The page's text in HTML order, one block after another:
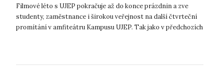
Filmové léto s UJEP pokračuje až do konce prázdnin a zve
studenty, zaměstnance i širokou veřejnost na další čtvrteční
promítání v amfiteátru Kampusu UJEP. Tak jako v předchozích